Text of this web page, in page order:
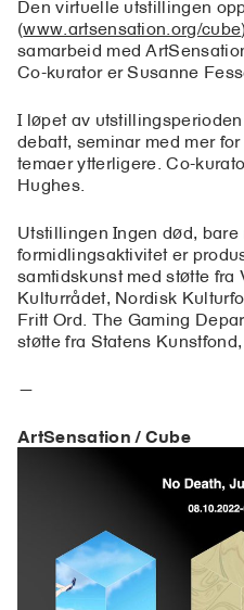
Den virtuelle utstillingen
(www.artsensation.org/cube
samarbeid med
Co-kurator er Susanne
I løpet av
debatt, seminar med mer
temaer ytterligere. Co-
Hughes.
Utstillingen Ingen død, bare
formidlingsaktivitet er
samtidskunst med støtte fra
Kulturrådet, Nordisk
Fritt Ord. The Gaming
støtte fra Statens
—
ArtSensation / Cube